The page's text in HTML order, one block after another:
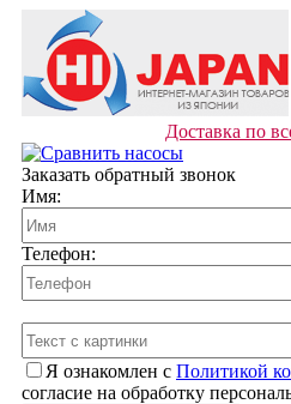
Доставка по
Заказать обратный звонок
Имя:
Телефон:
Я ознакомлен с Политикой
согласие на обработку